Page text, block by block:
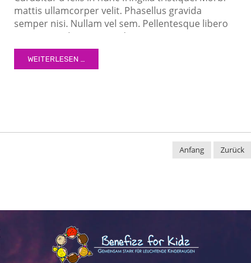
mattis ullamcorper velit. Phasellus gravida
semper nisi. Nullam vel sem. Pellentesque libero
tortor, tincidunt et, tincidunt eget, semper nec,
quam. Sed hendrerit. Morbi ac felis. Nunc egestas,
augue at pellentesque laoreet.
WEITERLESEN …
Anfang Zurück